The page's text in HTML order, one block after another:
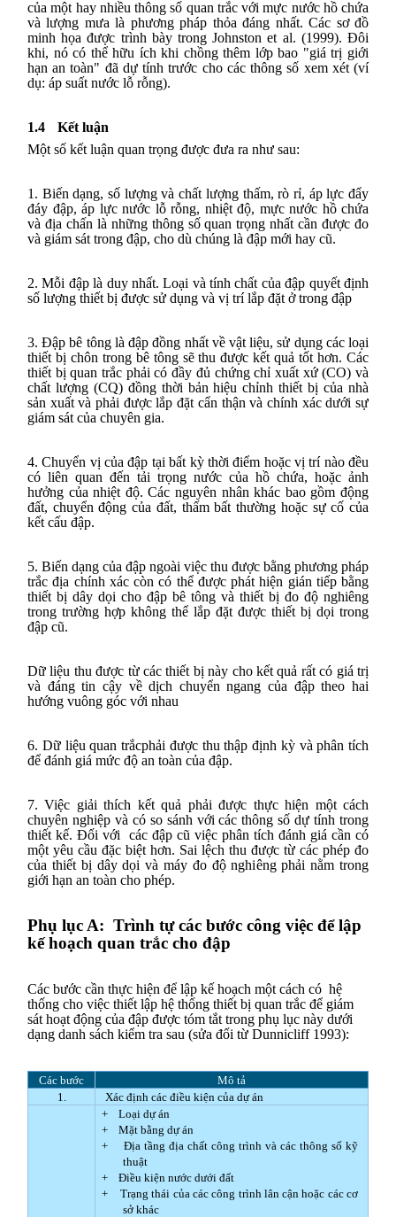
của một hay nhiều thông số quan trắc với mực nước hồ chứa
và lượng mưa là phương pháp thỏa đáng nhất. Các sơ đồ
minh họa được trình bày trong Johnston et al. (1999). Đôi
khi, nó có thể hữu ích khi chồng thêm lớp bao "giá trị giới
hạn an toàn" đã dự tính trước cho các thông số xem xét (ví
dụ: áp suất nước lỗ rỗng).
1.4
Kết luận
Một số kết luận quan trọng được đưa ra như sau:
1. Biến dạng, số lượng và chất lượng thấm, rò rỉ, áp lực đẩy
đáy đập, áp lực nước lỗ rỗng, nhiệt độ, mực nước hồ chứa
và địa chấn là những thông số quan trọng nhất cần được đo
và giám sát trong đập, cho dù chúng là đập mới hay cũ.
2. Mỗi đập là duy nhất. Loại và tính chất của đập quyết định
số lượng thiết bị được sử dụng và vị trí lắp đặt ở trong đập
3. Đập bê tông là đập đồng nhất về vật liệu, sử dụng các loại
thiết bị chôn trong bê tông sẽ thu được kết quả tốt hơn. Các
thiết bị quan trắc phải có đầy đủ chứng chỉ xuất xứ (CO) và
chất lượng (CQ) đồng thời bản hiệu chỉnh thiết bị của nhà
sản xuất và phải được lắp đặt cẩn thận và chính xác dưới sự
giám sát của chuyên gia.
4. Chuyển vị của đập tại bất kỳ thời điểm hoặc vị trí nào đều
có liên quan đến tải trọng nước của hồ chứa, hoặc ảnh
hưởng của nhiệt độ. Các nguyên nhân khác bao gồm động
đất, chuyển động của đất, thấm bất thường hoặc sự cố của
kết cấu đập.
5. Biến dạng của đập ngoài việc thu được bằng phương pháp
trắc địa chính xác còn có thể được phát hiện gián tiếp bằng
thiết bị dây dọi cho đập bê tông và thiết bị đo độ nghiêng
trong trường hợp không thể lắp đặt được thiết bị dọi trong
đập cũ.
Dữ liệu thu được từ các thiết bị này cho kết quả rất có giá trị
và đáng tin cậy về dịch chuyển ngang của đập theo hai
hướng vuông góc với nhau
6. Dữ liệu quan trắcphải được thu thập định kỳ và phân tích
để đánh giá mức độ an toàn của đập.
7. Việc giải thích kết quả phải được thực hiện một cách
chuyên nghiệp và có so sánh với các thông số dự tính trong
thiết kế. Đối với
các đập cũ việc phân tích đánh giá cần có
một yêu cầu đặc biệt hơn. Sai lệch thu được từ các phép đo
của thiết bị dây dọi và máy đo độ nghiêng phải nằm trong
giới hạn an toàn cho phép.
Phụ lục A: Trình tự các bước công việc để lập
kế hoạch quan trắc cho đập
Các bước cần thực hiện để lập kế hoạch một cách có hệ
thống cho việc thiết lập hệ thống thiết bị quan trắc để giám
sát hoạt động của đập được tóm tắt trong phụ lục này dưới
dạng danh sách kiểm tra sau (sửa đổi từ Dunnicliff 1993):
Các bước
Mô tả
1.
Xác định các điều kiện của dự án
+
Loại dự án
+
Mặt bằng dự án
+
Địa tầng địa chất công trình và các thông số kỹ
thuật
+
Điều kiện nước dưới đất
+
Trạng thái của các công trình lân cận hoặc các cơ
sở khác